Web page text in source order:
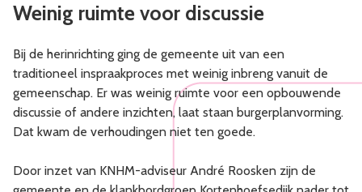
Weinig ruimte voor discussie
Bij de herinrichting ging de gemeente uit van een
traditioneel inspraakproces met weinig inbreng vanuit de
gemeenschap. Er was weinig ruimte voor een opbouwende
discussie of andere inzichten, laat staan burgerplanvorming.
Dat kwam de verhoudingen niet ten goede.
Door inzet van KNHM-adviseur André Roosken zijn de